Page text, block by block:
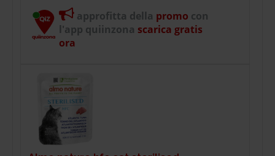
approfitta della promo con
l'app quiinzona scarica gratis
ora